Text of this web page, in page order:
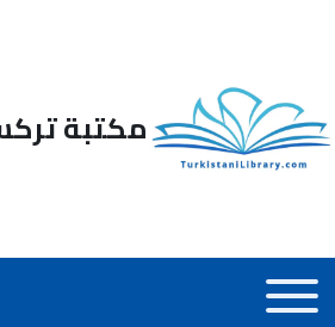
مكتبة
Main_Menu_ar
Toggle main menu